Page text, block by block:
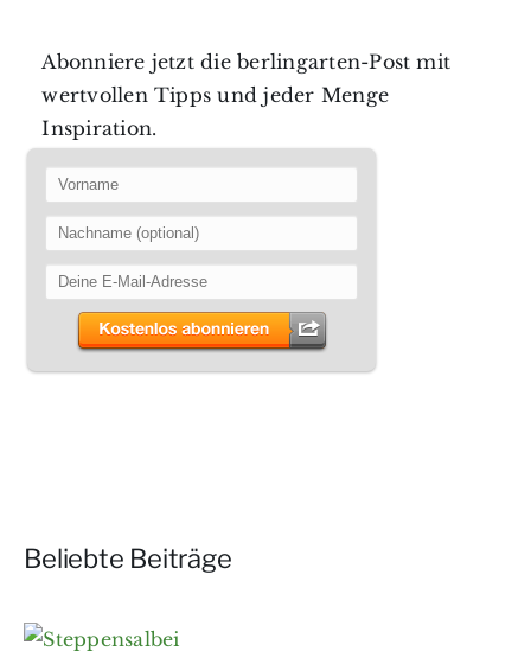
Abonniere jetzt die berlingarten-Post mit
wertvollen Tipps und jeder Menge
Inspiration.
Beliebte Beiträge